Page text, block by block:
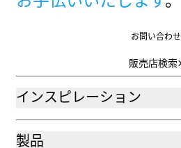
お問い合わせ
販売店検索
インスピレーション
製品